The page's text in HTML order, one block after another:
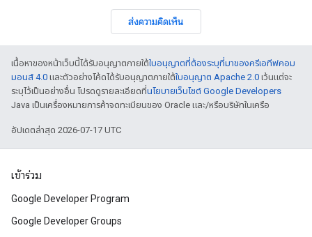
ส่งความคิดเห็น
เนื้อหาของหน้าเว็บนี้ได้รับอนุญาตภายใต้ใบอนุญาตที่ต้องระบุที่มาของครีเอทีฟคอม
มอนส์ 4.0 และตัวอย่างโค้ดได้รับอนุญาตภายใต้ใบอนุญาต Apache 2.0 เว้นแต่จะ
ระบุไว้เป็นอย่างอื่น โปรดดูรายละเอียดที่นโยบายเว็บไซต์ Google Developers
Java เป็นเครื่องหมายการค้าจดทะเบียนของ Oracle และ/หรือบริษัทในเครือ
อัปเดตล่าสุด 2026-07-17 UTC
เข้าร่วม
Google Developer Program
Google Developer Groups